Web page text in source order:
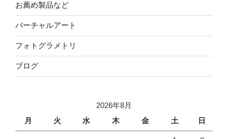
お薦め製品など
バーチャルアート
フォトグラメトリ
ブログ
2026年8月
月
火 水 木 金 土 日